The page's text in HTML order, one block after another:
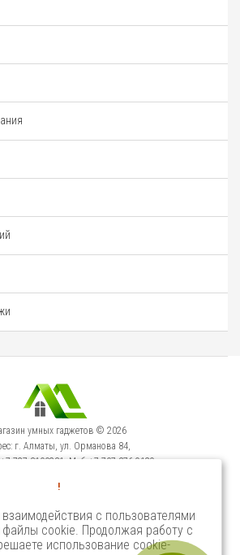
умных гаджетов © 2026
г. Алматы, ул. Орманова 84,
727-3100231, Моб: +7-707-376-9129
Центр: г. Алматы, ул. Орманова 84.
Select Language ▼
!
с пользователями
cookie. Продолжая работу с
использование cookie-